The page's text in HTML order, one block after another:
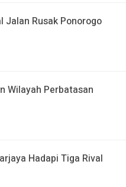
Jalan Rusak Ponorogo
Wilayah Perbatasan
Hadapi Tiga Rival